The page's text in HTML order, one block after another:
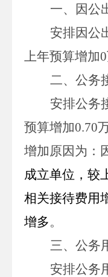
一、因公
安排因公
上年预算增加0
二、公务
安排公务
预算增加0.70
增加原因为：
成立单位，较
相关接待费用
增多。
三、公务
安排公务